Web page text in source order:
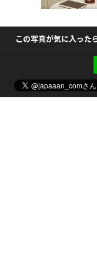
この写真が気に入った